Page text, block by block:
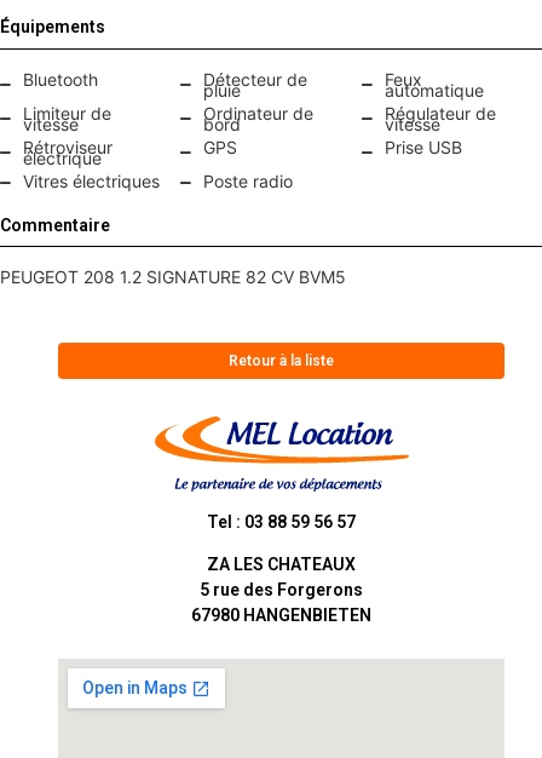
Équipements
Bluetooth Détecteur de
pluie
Feux
automatique
Limiteur de
vitesse
Ordinateur de
bord
Régulateur de
vitesse
Rétroviseur
électrique
GPS
Prise USB
Vitres électriques
Poste radio
Commentaire
PEUGEOT 208 1.2 SIGNATURE 82 CV BVM5
Retour à la liste
Tel : 03 88 59 56 57
ZA LES CHATEAUX
5 rue des Forgerons
67980 HANGENBIETEN